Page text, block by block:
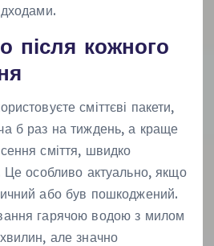
після кожного
сміттєві пакети,
б раз на тиждень, а краще
сміття, швидко
Це особливо актуально, якщо
або був пошкоджений.
гарячою водою з милом
але значно